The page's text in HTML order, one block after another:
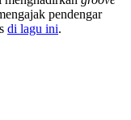
pendengar
di lagu ini.